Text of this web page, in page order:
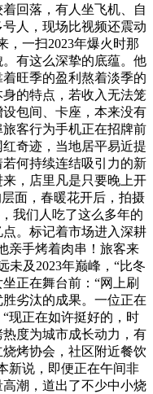
回落，有人坐飞机、自
人，现场比视频还震动
一扫2023年爆火时那
有这么深挚的底蕴。他
旺季的盈利熬着淡季的
的特点，若收入无法笼
包间、卡座，本来没有
客行为手机正在招牌前
奇迹，当地居平易近提
何持续连结吸引力的新
，店里凡是只要晚上开
面，春暖花开后，拍摄
我们人吃了这么多年的
。标记着市场进入深耕
亲手烤着肉串！旅客来
未及2023年巅峰，“比冬
正在舞台前：“网上刷
劣汰的成果。一位正在
现正在如许挺好的，时
度为城市成长动力，有
烤协会，社区附近餐饮
新说，即便正在午间非
潮，道出了不少中小烧